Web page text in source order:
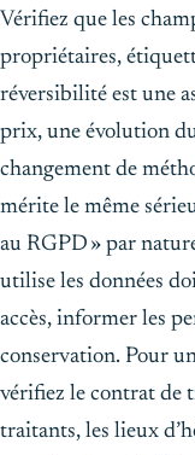
Vérifiez que les
propriétaires,
réversibilité est une
prix, une évolution
changement de
mérite le même
au RGPD » par
utilise les données
accès, informer les
conservation. Pour
vérifiez le contrat de
traitants, les lieux